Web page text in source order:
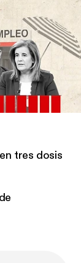
tras el rescate
otra historia
tres dosis